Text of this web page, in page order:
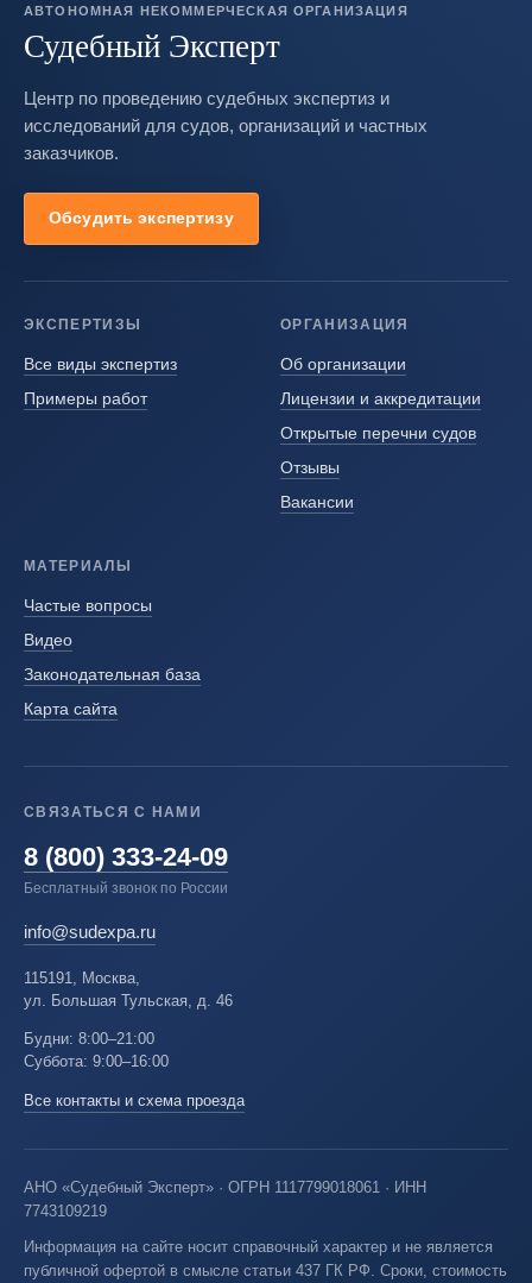
АВТОНОМНАЯ НЕКОММЕРЧЕСКАЯ ОРГАНИЗАЦИЯ
Судебный Эксперт
Центр по проведению судебных экспертиз и
исследований для судов, организаций и частных
заказчиков.
Обсудить экспертизу
ЭКСПЕРТИЗЫ
Все виды экспертиз
Примеры работ
ОРГАНИЗАЦИЯ
Об организации
Лицензии и аккредитации
Открытые перечни судов
Отзывы
Вакансии
МАТЕРИАЛЫ
Частые вопросы
Видео
Законодательная база
Карта сайта
СВЯЗАТЬСЯ С НАМИ
8 (800) 333-24-09
Бесплатный звонок по России
info@sudexpa.ru
115191, Москва,
ул. Большая Тульская, д. 46
Будни: 8:00–21:00
Суббота: 9:00–16:00
Все контакты и схема проезда
АНО «Судебный Эксперт» · ОГРН 1117799018061 · ИНН
7743109219
Информация на сайте носит справочный характер и не является
публичной офертой в смысле статьи 437 ГК РФ. Сроки, стоимость